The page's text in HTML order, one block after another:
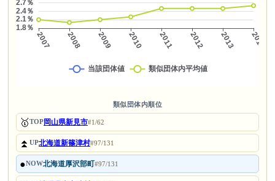
類似団体内順位
🥇TOP岡山県新見市#1/62
⏫UP北海道新篠津村#97/131
●NOW北海道厚沢部町#97/131